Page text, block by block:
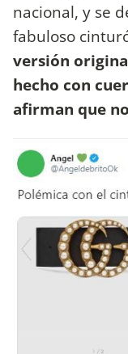
nacional, y se
fabuloso
versión
hecho con
afirman que